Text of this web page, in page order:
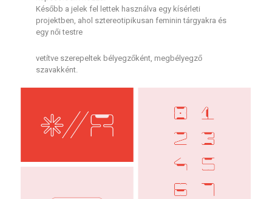
Később a jelek fel lettek használva egy kísérleti
projektben, ahol sztereotipikusan feminin tárgyakra és
egy női testre
vetítve szerepeltek bélyegzőként, megbélyegző
szavakként.​